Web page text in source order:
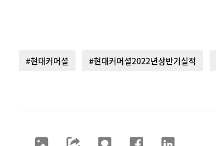
#현대커머셜 #현대커머셜2022년상반기실적